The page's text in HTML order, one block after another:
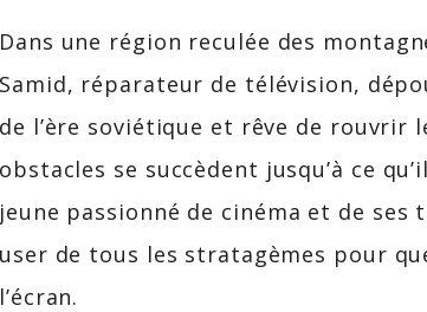
Dans une région reculée des
Samid, réparateur de télévision,
de l’ère soviétique et rêve de rouvrir
obstacles se succèdent jusqu’à ce
jeune passionné de cinéma et de
user de tous les stratagèmes pour
l’écran.